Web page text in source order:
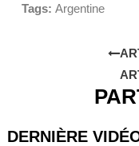
Tags: Argentine
DERNIÈRE